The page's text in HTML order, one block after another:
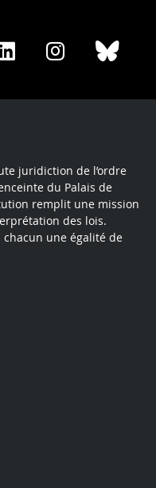
Share
LinkedIn
Share
Instagram
juridiction de l’ordre
du Palais de
remplit une mission
des lois.
une égalité de